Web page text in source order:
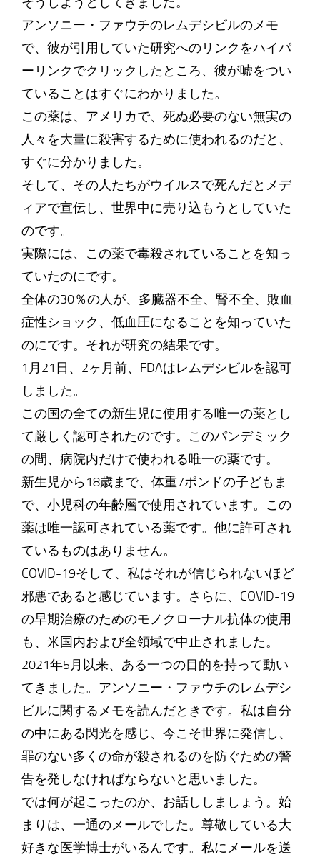
アンソニー・ファウチのレムデシビルのメモ
で、彼が引用していた研究へのリンクをハイパ
ーリンクでクリックしたところ、彼が嘘をつい
ていることはすぐにわかりました。
この薬は、アメリカで、死ぬ必要のない無実の
人々を大量に殺害するために使われるのだと、
すぐに分かりました。
そして、その人たちがウイルスで死んだとメデ
ィアで宣伝し、世界中に売り込もうとしていた
のです。
実際には、この薬で毒殺されていることを知っ
ていたのにです。
全体の30％の人が、多臓器不全、腎不全、敗血
症性ショック、低血圧になることを知っていた
のにです。それが研究の結果です。
1月21日、2ヶ月前、FDAはレムデシビルを認可
しました。
この国の全ての新生児に使用する唯一の薬とし
て厳しく認可されたのです。このパンデミック
の間、病院内だけで使われる唯一の薬です。
新生児から18歳まで、体重7ポンドの子どもま
で、小児科の年齢層で使用されています。この
薬は唯一認可されている薬です。他に許可され
ているものはありません。
COVID-19そして、私はそれが信じられないほど
邪悪であると感じています。さらに、COVID-19
の早期治療のためのモノクローナル抗体の使用
も、米国内および全領域で中止されました。
2021年5月以来、ある一つの目的を持って動い
てきました。アンソニー・ファウチのレムデシ
ビルに関するメモを読んだときです。私は自分
の中にある閃光を感じ、今こそ世界に発信し、
罪のない多くの命が殺されるのを防ぐための警
告を発しなければならないと思いました。
では何が起こったのか、お話ししましょう。始
まりは、一通のメールでした。尊敬している大
好きな医学博士がいるんです。私にメールを送